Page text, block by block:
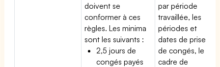
doivent se
conformer à ces
règles. Les minima
sont les suivants :
2,5 jours de
congés payés
par période
travaillée, les
périodes et
dates de prise
de congés, le
cadre de